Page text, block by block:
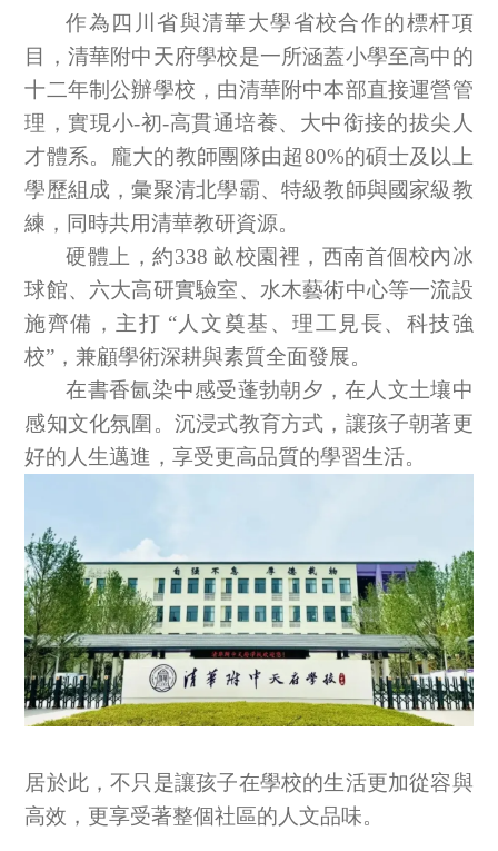
作為四川省與清華大學省校合作的標杆項
目，清華附中天府學校是一所涵蓋小學至高中的
十二年制公辦學校，由清華附中本部直接運營管
理，實現小-初-高貫通培養、大中銜接的拔尖人
才體系。龐大的教師團隊由超80%的碩士及以上
學歷組成，彙聚清北學霸、特級教師與國家級教
練，同時共用清華教研資源。
硬體上，約338 畝校園裡，西南首個校內冰
球館、六大高研實驗室、水木藝術中心等一流設
施齊備，主打 “人文奠基、理工見長、科技強
校”，兼顧學術深耕與素質全面發展。
在書香氤染中感受蓬勃朝夕，在人文土壤中
感知文化氛圍。沉浸式教育方式，讓孩子朝著更
好的人生邁進，享受更高品質的學習生活。
居於此，不只是讓孩子在學校的生活更加從容與
高效，更享受著整個社區的人文品味。